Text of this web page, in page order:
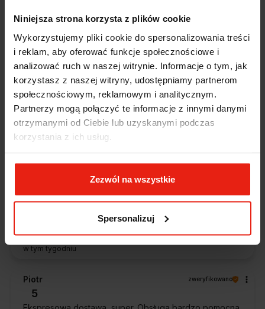
Niniejsza strona korzysta z plików cookie
Wykorzystujemy pliki cookie do spersonalizowania treści
i reklam, aby oferować funkcje społecznościowe i
analizować ruch w naszej witrynie. Informacje o tym, jak
korzystasz z naszej witryny, udostępniamy partnerom
społecznościowym, reklamowym i analitycznym.
Partnerzy mogą połączyć te informacje z innymi danymi
otrzymanymi od Ciebie lub uzyskanymi podczas
korzystania z ich usług.
Zezwól na wszystkie
Spersonalizuj
Polecam szybko sprawnie dobrze zapakowane
Zostałem świetnie obsłużony. Brawa dla pracowników.
Alicja zweryfikowano
5
Jestem zaskoczona, że ta paczka dotarła do mnie tak
szybko. Paczka dotarła cała i zdrowa. Szybko,
sprawnie, bez problemów. Bardzo pomocna obsługa
klienta.
5
oczekiwaniami. Sprzedawca profesjonalny i godny
polecenia 👍️👍️👍️👍️👍️👍️👍️
w tym tygodniu
Piotr zweryfikowano
5